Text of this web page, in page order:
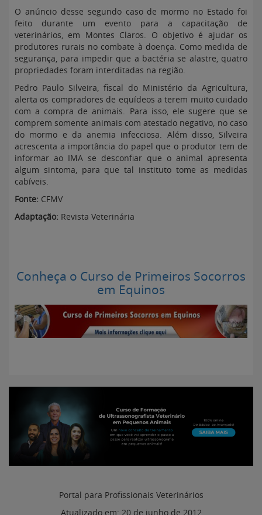
O anúncio desse segundo caso de mormo no Estado foi
feito durante um evento para a capacitação de
veterinários, em Montes Claros. O objetivo é ajudar os
produtores rurais no combate à doença. Como medida de
segurança, para impedir que a bactéria se alastre, quatro
propriedades foram interditadas na região.
Pedro Paulo Silveira, fiscal do Ministério da Agricultura,
alerta os compradores de equídeos a terem muito cuidado
com a compra de animais. Para isso, ele sugere que se
comprem somente animais com atestado negativo, no caso
do mormo e da anemia infecciosa. Além disso, Silveira
acrescenta a importância do papel que o produtor tem de
informar ao IMA se desconfiar que o animal apresenta
algum sintoma, para que tal instituto tome as medidas
cabíveis.
Fonte: CFMV
Adaptação: Revista Veterinária
Conheça o Curso de Primeiros Socorros
em Equinos
Portal para Profissionais Veterinários
Atualizado em: 20 de junho de 2012